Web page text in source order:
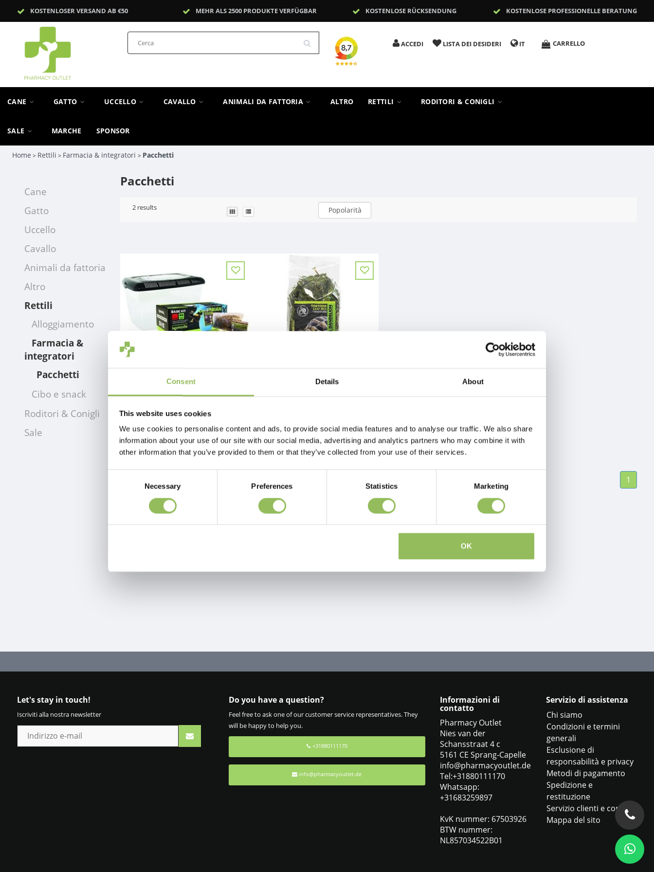
Consent Details About
This website uses cookies
We use cookies to personalise content and ads, to provide social media features and to analyse our traffic. We also share
information about your use of our site with our social media, advertising and analytics partners who may combine it with
other information that you’ve provided to them or that they’ve collected from your use of their services.
Necessary Preferences Statistics Marketing
OK
KOSTENLOSER VERSAND AB €50 MEHR ALS 2500 PRODUKTE VERFÜGBAR KOSTENLOSE RÜCKSENDUNG KOSTENLOSE PROFESSIONELLE BERATUNG
ACCEDI LISTA DEI DESIDERI IT CARRELLO
CANE GATTO UCCELLO CAVALLO ANIMALI DA FATTORIA ALTRO RETTILI RODITORI & CONIGLI
SALE MARCHE SPONSOR
Home > Rettili > Farmacia & integratori > Pacchetti
Cane
Gatto
Uccello
Cavallo
Animali da fattoria
Altro
Rettili
Alloggiamento
Farmacia &
integratori
Pacchetti
Cibo e snack
Roditori & Conigli
Sale
Pacchetti
2 results Popolarità
KOMODO BASIC AMPHIBIAN KIT
€65,98
KOMODO TORTOISE LEAF MIX 100G
Pagina 1 di 1
1
Let's stay in touch!
Iscriviti alla nostra newsletter
Do you have a question?
Feel free to ask one of our customer service representatives. They
will be happy to help you.
+31880111170
info@pharmacyoutlet.de
Informazioni di
contatto
Pharmacy Outlet
Nies van der
Schansstraat 4 c
5161 CE Sprang-Capelle
info@pharmacyoutlet.de
Tel:+31880111170
Whatsapp:
+31683259897
KvK nummer: 67503926
BTW nummer:
NL857034522B01
Servizio di assistenza
Chi siamo
Condizioni e termini
generali
Esclusione di
responsabilità e privacy
Metodi di pagamento
Spedizione e
restituzione
Servizio clienti e contatti
Mappa del sito